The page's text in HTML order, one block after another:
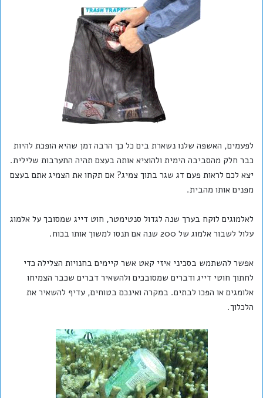
לפעמים, האשפה שלנו נשארת בים כל כך הרבה זמן שהיא הופכת להיות
כבר חלק מהסביבה הימית ולהוציא אותה בעצם תהיה התערבות שלילית.
יצא לכם לראות פעם דג שגר בתוך צמיג? אם תקחו את הצמיג אתם בעצם
מפנים אותו מהבית.
לאלמוגים לוקח בערך שנה לגדול סנטימטר, חוט דייג שמסובך על אלמוג
עלול לשבור אלמוג של 200 שנה אם תנסו למשוך אותו בכוח.
אפשר להשתמש בסכיני איזי קאט אשר קיימים בחנויות הצלילה כדי
לחתוך חוטי דייג ודברים שמסובכים ולהשאיר דברים שכבר הצמיחו
אלומגים או הפכו לבתים. במקרה ואינכם בטוחים, עדיף להשאיר את
הלכלוך.